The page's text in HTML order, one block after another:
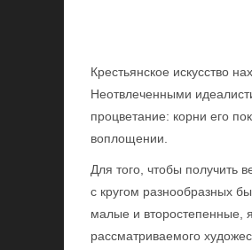
Крестьянское искусство
Неотвлеченными
процветание: корни его
воплощении.
Для того, чтобы получить
с кругом разнообразных
малые и второстепенные,
рассматриваемого